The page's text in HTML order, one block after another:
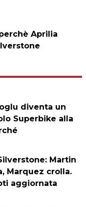
Aprilia
diventa un
Superbike alla
Martin
Marquez crolla.
aggiornata